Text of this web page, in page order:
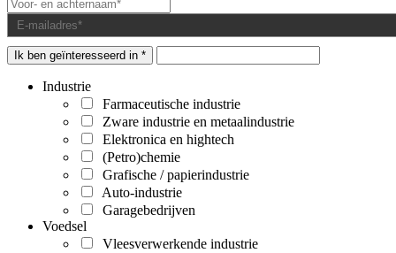
Ik ben geïnteresseerd in *
Industrie
Farmaceutische industrie
Zware industrie en metaalindustrie
Elektronica en hightech
(Petro)chemie
Grafische / papierindustrie
Auto-industrie
Garagebedrijven
Voedsel
Vleesverwerkende industrie